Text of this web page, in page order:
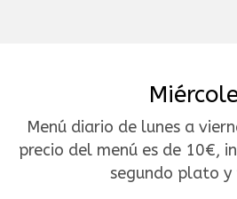
Menú diario de lunes a
precio del menú es de 10€,
segundo plato y